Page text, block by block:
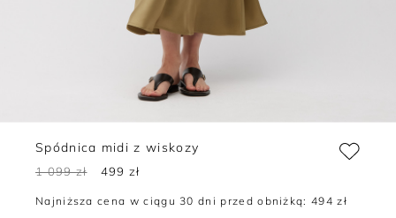
Spódnica midi z wiskozy
1 099 zł 499 zł
Najniższa cena w ciągu 30 dni przed obniżką:494 zł